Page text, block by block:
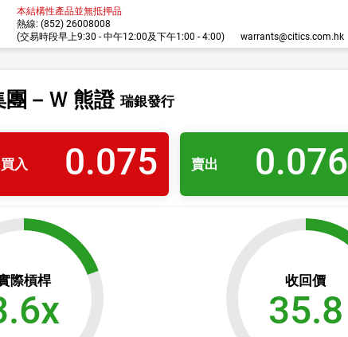
本結構性產品並無抵押品
熱線: (852) 26008008
(交易時段早上9:30 - 中午12:00及下午1:00 - 4:00)
warrants@citics.com.hk
－Ｗ 熊證 瑞銀發行
買入 0.075 賣出 0.076
際槓桿 收回價
35.8